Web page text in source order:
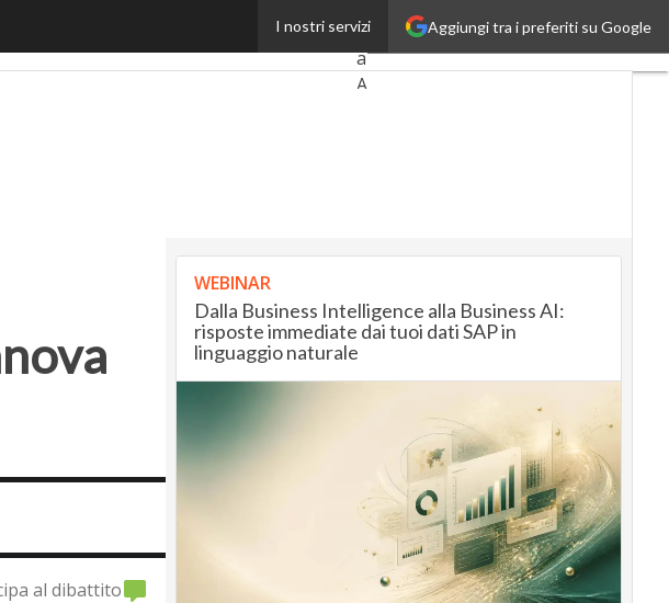
Aggiungi tra i preferiti su Google
I nostri servizi
Innova cerca e premia scrittori under 35Ultimi
articoli
AutomotiveUp
SmartMobilityUp
al dibattito
WEBINAR
Dalla Business Intelligence alla Business AI:
risposte immediate dai tuoi dati SAP in
linguaggio naturale